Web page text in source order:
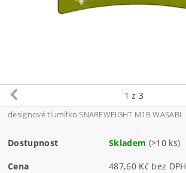
1 z 3
designové tlumítko SNAREWEIGHT M1B WASABI
Dostupnost Skladem (>10 ks)
Cena 487,60 Kč bez DPH